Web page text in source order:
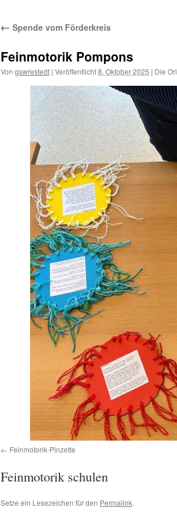
← Spende vom Förderkreis
Feinmotorik Pompons
Von gswrestedt | Veröffentlicht8. Oktober 2025 | Die
Feinmotorik-Pinzette
Feinmotorik schulen
Setze ein Lesezeichen für den Permalink.